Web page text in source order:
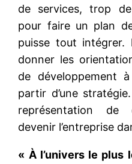
de services, trop
pour faire un plan
puisse tout
donner les
de développement
partir d’une
représentation
devenir l’entreprise
« À l’univers le plus